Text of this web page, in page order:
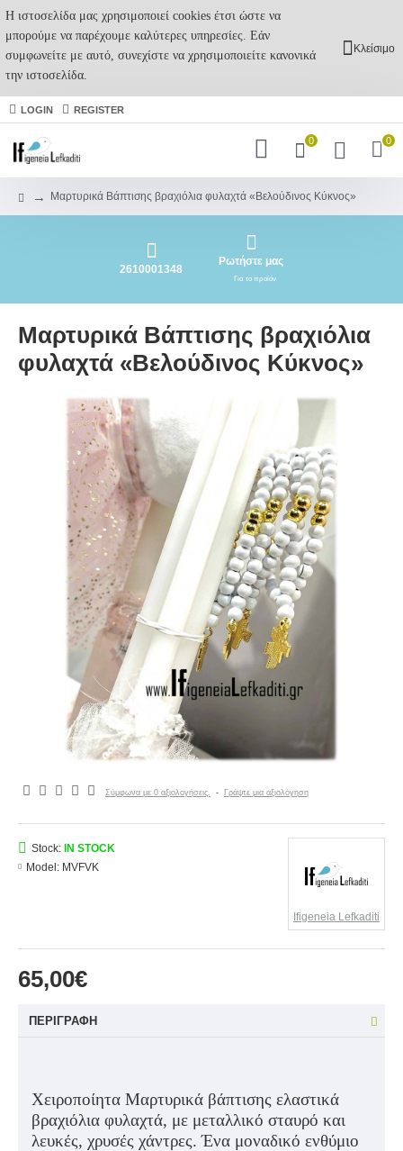
Η ιστοσελίδα μας χρησιμοποιεί cookies έτσι ώστε να
μπορούμε να παρέχουμε καλύτερες υπηρεσίες. Εάν
συμφωνείτε με αυτό, συνεχίστε να χρησιμοποιείτε κανονικά
την ιστοσελίδα.
Κλείσιμο
LOGIN REGISTER
0 0
Μαρτυρικά Βάπτισης βραχιόλια φυλαχτά «Βελούδινος Κύκνος»
2610001348
Ρωτήστε μας
Για το προϊόν
Μαρτυρικά Βάπτισης βραχιόλια
φυλαχτά «Βελούδινος Κύκνος»
Σύμφωνα με 0 αξιολογήσεις. - Γράψτε μια αξιολόγηση
65,00€
Stock: IN STOCK
Model: MVFVK
Ifigeneia Lefkaditi
ΠΕΡΙΓΡΑΦΉ
Χειροποίητα Μαρτυρικά βάπτισης ελαστικά
βραχιόλια φυλαχτά, με μεταλλικό σταυρό και
λευκές, χρυσές χάντρες. Ένα μοναδικό ενθύμιο